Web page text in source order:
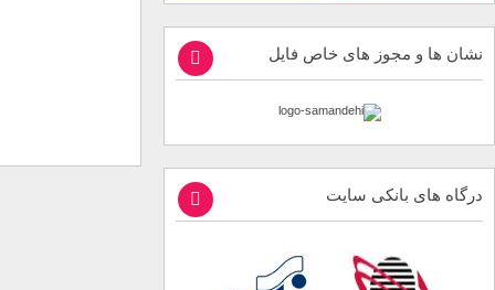
نشان ها و مجوز های خاص فایل
درگاه های بانکی سایت